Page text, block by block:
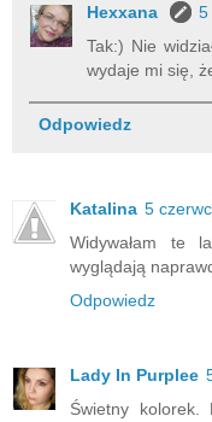
Hexxana
5
Tak:) Nie
wydaje mi się,
Odpowiedz
Katalina 5
Widywałam te
wyglądają
Odpowiedz
Lady In Purplee
Świetny